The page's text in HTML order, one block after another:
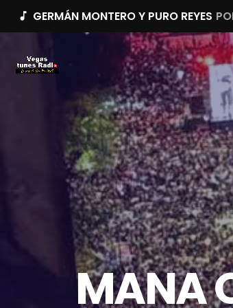
music_note GERMÁN MONTERO Y PURO REYES
MANA